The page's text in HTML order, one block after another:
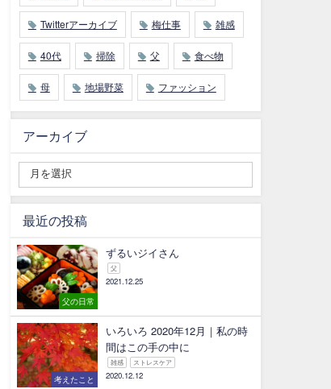
Twitterアーカイブ 梅仕事 雑感
40代 掃除 父 食べ物
母 地場野菜 ファッション
アーカイブ
最近の投稿
父の日常
ずるいジイさん
父
2021.12.25
考えたこと
いろいろ 2020年12月｜私の時
間はこの手の中に
雑感 ストレスケア
2020.12.12